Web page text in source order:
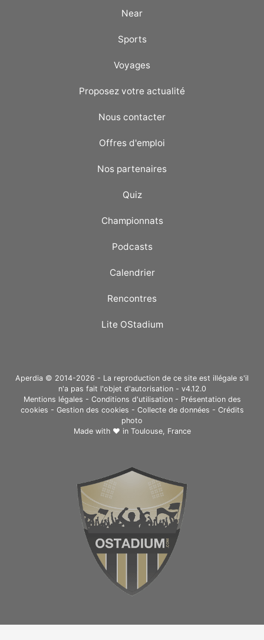
Near
Sports
Voyages
Proposez votre actualité
Nous contacter
Offres d'emploi
Nos partenaires
Quiz
Championnats
Podcasts
Calendrier
Rencontres
Lite OStadium
Aperdia © 2014-2026 - La reproduction de ce site est illégale s'il
n'a pas fait l'objet d'autorisation - v4.12.0
Mentions légales - Conditions d'utilisation- Présentation des
cookies - Gestion des cookies - Collecte de données - Crédits
photo
Made with ❤ in Toulouse, France